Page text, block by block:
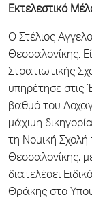
Εκτελεστικό
Ο Στέλιος
Θεσσαλονίκης.
Στρατιωτικής
υπηρέτησε στις
βαθμό του
μάχιμη
τη Νομική Σχολή
Θεσσαλονίκης,
διατελέσει
Θράκης στο